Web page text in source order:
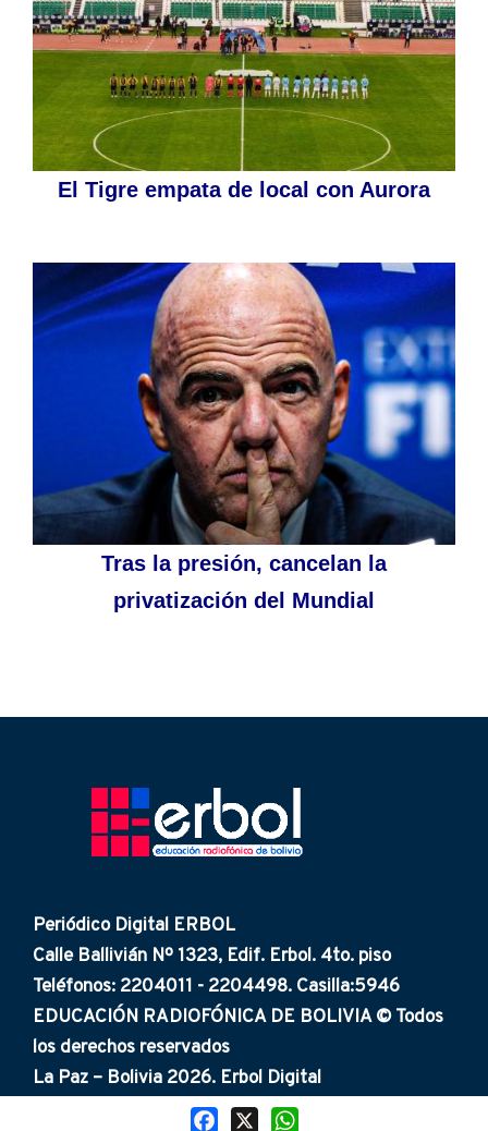
Facebook
El Tigre empata de local con Aurora
Tras la presión, cancelan la
privatización del Mundial
Periódico Digital ERBOL
Calle Ballivián Nº 1323, Edif. Erbol. 4to. piso
Teléfonos: 2204011 - 2204498. Casilla:5946
EDUCACIÓN RADIOFÓNICA DE BOLIVIA © Todos
los derechos reservados
La Paz – Bolivia 2026. Erbol Digital